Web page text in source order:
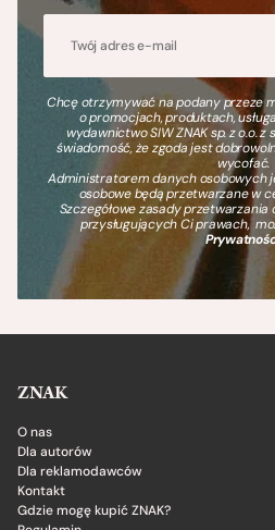
Chcę otrzymywać na podany przeze
o promocjach, produktach,
wydawnictwo SIW ZNAK sp. z o.o. z
świadomość, że zgoda jest
wycofać.
Administratorem danych osobowych
osobowe będą przetwarzane w
Szczegółowe zasady
przysługujących Ci prawach,
ZNAK
O nas
Dla autorów
Dla reklamodawców
Kontakt
Gdzie mogę kupić ZNAK?